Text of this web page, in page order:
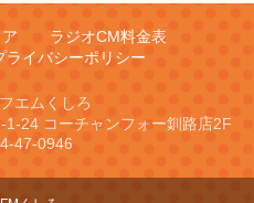
ラジオCM料金表
ライバシーポリシー
エムくしろ
24 コーチャンフォー釧路店2F
47-0946